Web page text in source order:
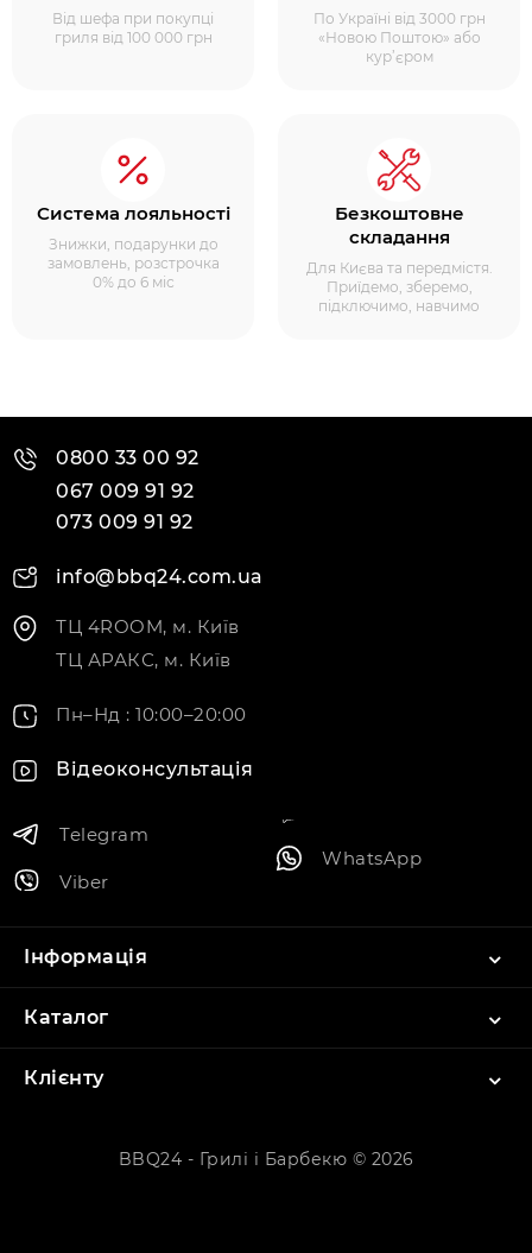
Від шефа при покупці
гриля від 100 000 грн
По Україні від 3000 грн
«Новою Поштою» або
кур’єром
Система лояльності
Знижки, подарунки до
замовлень, розстрочка
0% до 6 міс
Безкоштовне
складання
Для Києва та передмістя.
Приїдемо, зберемо,
підключимо, навчимо
0800 33 00 92
067 009 91 92
073 009 91 92
info@bbq24.com.ua
ТЦ 4ROOM, м. Київ
ТЦ АРАКС, м. Київ
Пн–Нд : 10:00–20:00
Відеоконсультація
Telegram
Viber
WhatsApp
Інформація
Каталог
Клієнту
BBQ24 - Грилі і Барбекю © 2026